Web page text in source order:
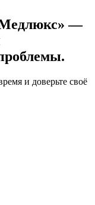
—
и доверьте своё